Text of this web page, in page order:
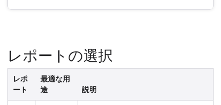
レポートの選択
レポ
ート
最適な用
途
説明